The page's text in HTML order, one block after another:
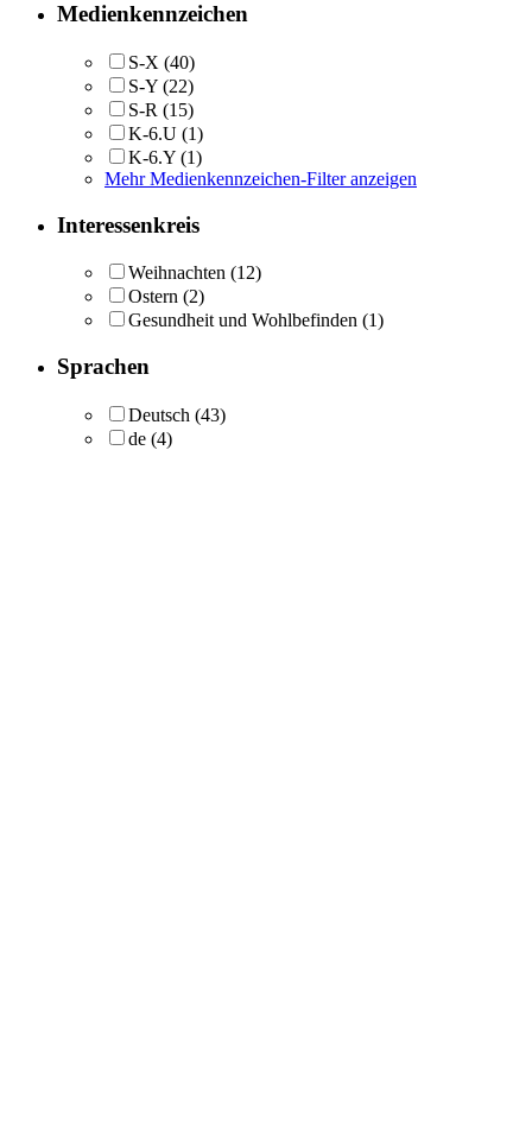
Medienkennzeichen
S-X (40)
S-Y (22)
S-R (15)
K-6.U (1)
K-6.Y (1)
Mehr Medienkennzeichen-Filter anzeigen
Interessenkreis
Weihnachten (12)
Ostern (2)
Gesundheit und Wohlbefinden (1)
Sprachen
Deutsch (43)
de (4)